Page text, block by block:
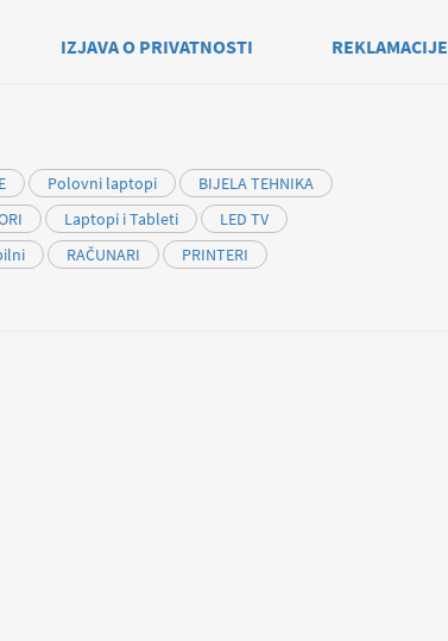
IZJAVA O PRIVATNOSTI REKLAMACIJE
Polovni laptopi
BIJELA TEHNIKA
Laptopi i Tableti
LED TV
RAČUNARI PRINTERI